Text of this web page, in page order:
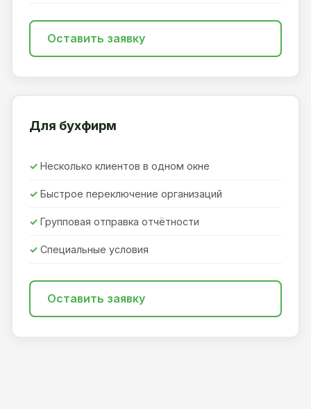
Оставить заявку
Для бухфирм
Несколько клиентов в одном окне
Быстрое переключение организаций
Групповая отправка отчётности
Специальные условия
Оставить заявку